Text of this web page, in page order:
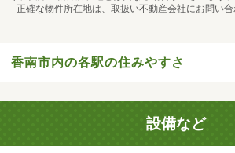
正確な物件所在地は、取扱い不動産会社にお問い合
香南市内の各駅の住みやすさ
設備など